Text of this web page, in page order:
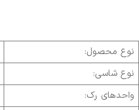
نوع محصول:
نوع شاسی:
واحدهای رک: